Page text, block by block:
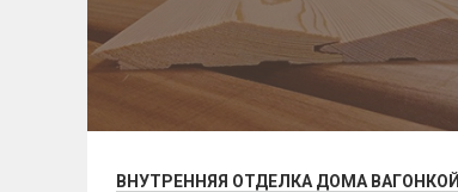
ВНУТРЕННЯЯ ОТДЕЛКА ДОМА ВАГОНКОЙ